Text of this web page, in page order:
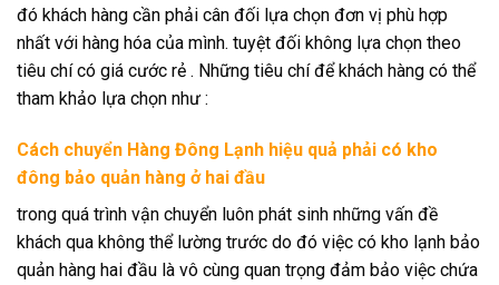
đó khách hàng cần phải cân đối lựa chọn đơn vị phù hợp
nhất với hàng hóa của mình. tuyệt đối không lựa chọn theo
tiêu chí có giá cước rẻ . Những tiêu chí để khách hàng có thể
tham khảo lựa chọn như :
Cách chuyển Hàng Đông Lạnh hiệu quả phải có kho
đông bảo quản hàng ở hai đầu
trong quá trình vận chuyển luôn phát sinh những vấn đề
khách qua không thể lường trước do đó việc có kho lạnh bảo
quản hàng hai đầu là vô cùng quan trọng đảm bảo việc chứa